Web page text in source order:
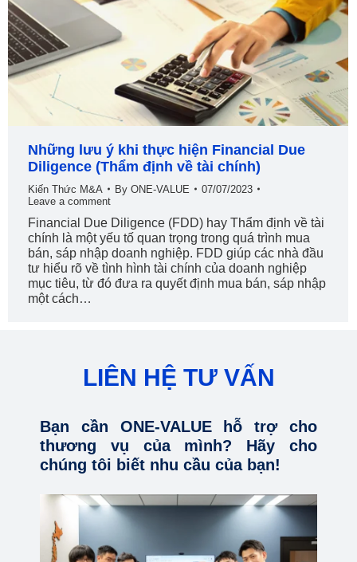
Những lưu ý khi thực hiện Financial Due
Diligence (Thẩm định về tài chính)
Kiến Thức M&A By ONE-VALUE
07/07/2023
Leave a comment
Financial Due Diligence (FDD) hay Thẩm định về tài
chính là một yếu tố quan trọng trong quá trình mua
bán, sáp nhập doanh nghiệp. FDD giúp các nhà đầu
tư hiểu rõ về tình hình tài chính của doanh nghiệp
mục tiêu, từ đó đưa ra quyết định mua bán, sáp nhập
một cách…
LIÊN HỆ TƯ VẤN
Bạn cần ONE-VALUE hỗ trợ cho
thương vụ của mình? Hãy cho
chúng tôi biết nhu cầu của bạn!